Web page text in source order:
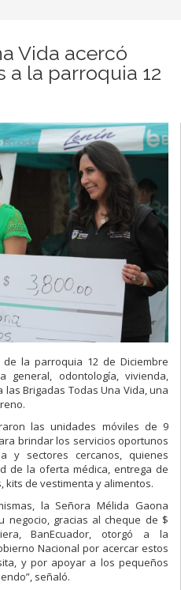
Vida acercó
la parroquia 12
la parroquia 12 de Diciembre
general, odontología, vivienda,
Brigadas Todas Una Vida, una
las unidades móviles de 9
brindar los servicios oportunos
y sectores cercanos, quienes
de la oferta médica, entrega de
kits de vestimenta y alimentos.
la Señora Mélida Gaona
negocio, gracias al cheque de $
BanEcuador, otorgó a la
Nacional por acercar estos
y por apoyar a los pequeños
señaló.